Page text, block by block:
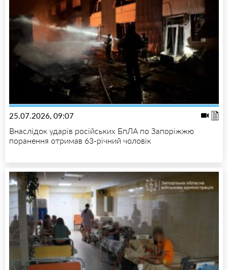
25.07.2026, 09:07
Внаслідок ударів російських БпЛА по Запоріжжю
поранення отримав 63-річний чоловік